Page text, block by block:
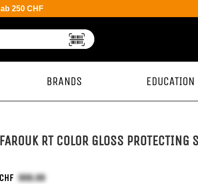
250 CHF
BRANDS EDUCATION
FAROUK RT COLOR GLOSS
CHF